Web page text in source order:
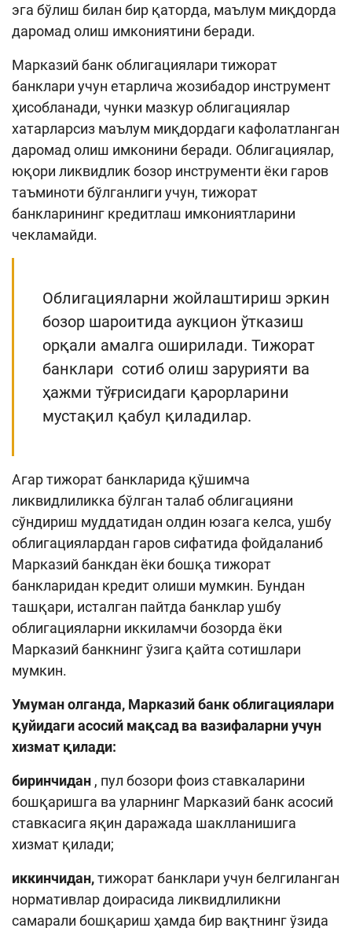
эга бўлиш билан бир қаторда, маълум миқдорда
даромад олиш имкониятини беради.
Марказий банк облигациялари тижорат
банклари учун етарлича жозибадор инструмент
ҳисобланади, чунки мазкур облигациялар
хатарларсиз маълум миқдордаги кафолатланган
даромад олиш имконини беради. Облигациялар,
юқори ликвидлик бозор инструменти ёки гаров
таъминоти бўлганлиги учун, тижорат
банкларининг кредитлаш имкониятларини
чекламайди.
Облигацияларни жойлаштириш эркин
бозор шароитида аукцион ўтказиш
орқали амалга оширилади. Тижорат
банклари сотиб олиш зарурияти ва
ҳажми тўғрисидаги қарорларини
мустақил қабул қиладилар.
Агар тижорат банкларида қўшимча
ликвидлиликка бўлган талаб облигацияни
сўндириш муддатидан олдин юзага келса, ушбу
облигациялардан гаров сифатида фойдаланиб
Марказий банкдан ёки бошқа тижорат
банкларидан кредит олиши мумкин. Бундан
ташқари, исталган пайтда банклар ушбу
облигацияларни иккиламчи бозорда ёки
Марказий банкнинг ўзига қайта сотишлари
мумкин.
Умуман олганда, Марказий банк облигациялари
қуйидаги асосий мақсад ва вазифаларни учун
хизмат қилади:
биринчидан , пул бозори фоиз ставкаларини
бошқаришга ва уларнинг Марказий банк асосий
ставкасига яқин даражада шаклланишига
хизмат қилади;
иккинчидан,тижорат банклари учун белгиланган
нормативлар доирасида ликвидлиликни
самарали бошқариш ҳамда бир вақтнинг ўзида